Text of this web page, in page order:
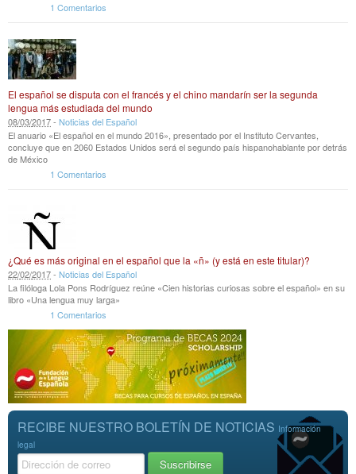
1 Comentarios
El español se disputa con el francés y el chino mandarín ser la segunda
lengua más estudiada del mundo
08/03/2017- Noticias del Español
El anuario «El español en el mundo 2016», presentado por el Instituto Cervantes,
concluye que en 2060 Estados Unidos será el segundo país hispanohablante por detrás
de México
1 Comentarios
¿Qué es más original en el español que la «ñ» (y está en este titular)?
22/02/2017- Noticias del Español
La filóloga Lola Pons Rodríguez reúne «Cien historias curiosas sobre el español» en su
libro «Una lengua muy larga»
1 Comentarios
RECIBE NUESTRO BOLETÍN DE NOTICIAS Información
legal